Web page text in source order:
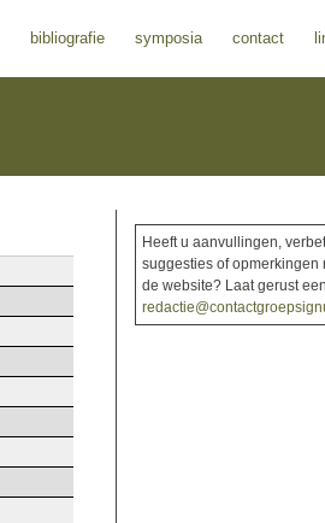
bibliografie symposia contact
Heeft u aanvullingen,
suggesties of opmerkingen
de website? Laat gerust